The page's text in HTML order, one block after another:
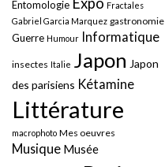
Entomologie
Fractales
Gabriel Garcia Marquez gastronomie
Guerre Humour Informatique
insectes Italie Japon Japon
des parisiens Kétamine
Littérature
macrophoto Mes oeuvres
Musique Musée